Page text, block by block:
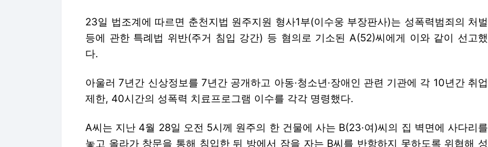
23일 법조계에 따르면 춘천지법 원주지원 형사1부(이수웅 부장판사)는 성폭력범죄의 처벌
등에 관한 특례법 위반(주거 침입 강간) 등 혐의로 기소된 A(52)씨에게 이와 같이 선고했
다.
아울러 7년간 신상정보를 7년간 공개하고 아동·청소년·장애인 관련 기관에 각 10년간 취업
제한, 40시간의 성폭력 치료프로그램 이수를 각각 명령했다.
A씨는 지난 4월 28일 오전 5시께 원주의 한 건물에 사는 B(23·여)씨의 집 벽면에 사다리를
놓고 올라가 창문을 통해 침입한 뒤 방에서 잠을 자는 B씨를 반항하지 못하도록 위협해 성